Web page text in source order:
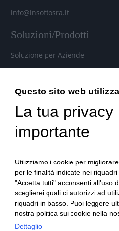
info@insoftosra.it
Soluzioni/Prodotti
Soluzione per Aziende
Soluzione per Consulenti
Servizi
Industria 4.0
Soluzioni in Cloud per aziende,
del lavoro
Formazione qualificata
Consulenza tecnica e
Questo sito web
La tua privacy
importante
Utilizziamo i cookie per
per le finalità indicate nei
"Accetta tutti" acconsenti all'uso
sceglierei quali ci autorizzi ad
riquadri in basso. Puoi leggere
nostra politica sui cookie nella
Dettaglio